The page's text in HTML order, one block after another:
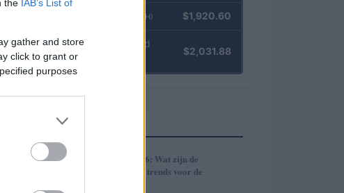
the IAB’s List of
gather and store
click to grant or
purposes
(ETH) $1,920.60
kpk ETH Yield
(KPK ETH YIELD)
$2,031.88
MEEST GELEZEN
1
Cryptomarkt 2026: Wat zijn de
verwachtingen en trends voor de